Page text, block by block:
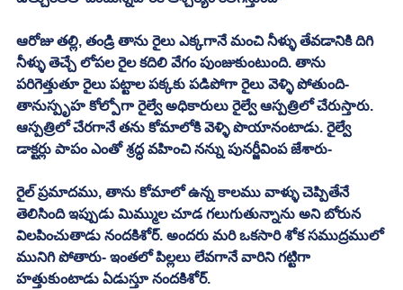
ఆరోజు తల్లి, తండ్రి తాను రైలు ఎక్కగానే మంచి నీళ్ళు తేవడానికి దిగి
నీళ్ళు తెచ్చే లోపల రైల కదిలి వేగం పుంజుకుంటుంది. తాను
పరిగెత్తుతూ రైలు పట్టాల పక్కకు పడిపోగా రైలు వెళ్ళి పోతుంది-
తానుస్పృహ కోల్పోగా రైల్వే అధికారులు రైల్వే ఆస్పత్రిలో చేరుస్తారు.
ఆస్పత్రిలో చేరగానే తను కోమాలోకి వెళ్ళి పొయానంటాడు. రైల్వే
డాక్టర్లు పాపం ఎంతో శ్రద్ధ వహించి నన్ను పునర్జీవింప జేశారు-
రైల్ ప్రమాదము, తాను కోమాలో ఉన్న కాలము వాళ్ళు చెప్పితేనే
తెలిసింది ఇప్పుడు మిమ్ముల చూడ గలుగుతున్నాను అని బోరున
విలపించుతాడు నందకిశోర్. అందరు మరి ఒకసారి శోక సముద్రములో
మునిగి పోతారు- ఇంతలో పిల్లలు లేవగానే వారిని గట్టిగా
హత్తుకుంటాడు ఏడుస్తూ నందకిశోర్.